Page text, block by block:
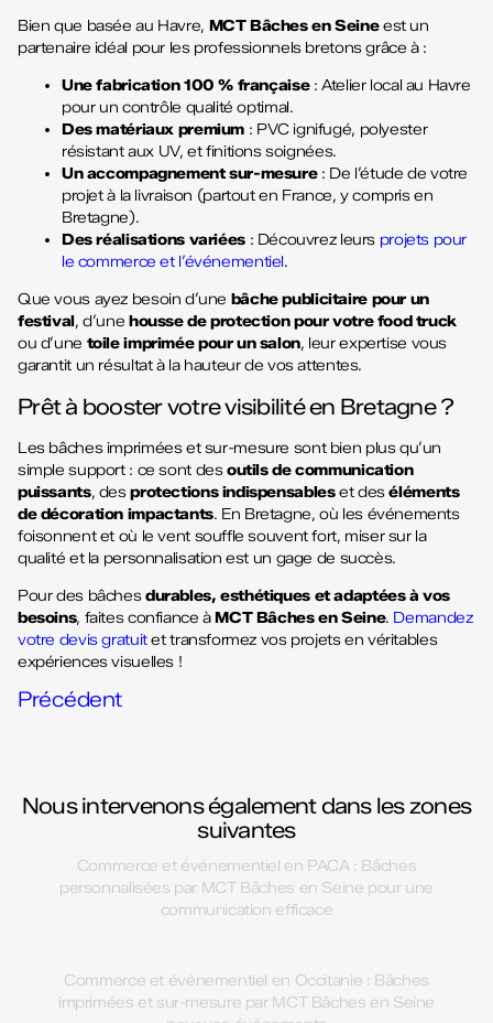
Bien que basée au Havre, MCT Bâches en Seineest un
partenaire idéal pour les professionnels bretons grâce à :
Une fabrication 100 % française: Atelier local au Havre
pour un contrôle qualité optimal.
Des matériaux premium : PVC ignifugé, polyester
résistant aux UV, et finitions soignées.
Un accompagnement sur-mesure: De l’étude de votre
projet à la livraison (partout en France, y compris en
Bretagne).
Des réalisations variées: Découvrez leurs projets pour
le commerce et l’événementiel.
Que vous ayez besoin d’une bâche publicitaire pour un
festival, d’une housse de protection pour votre food truck
ou d’une toile imprimée pour un salon, leur expertise vous
garantit un résultat à la hauteur de vos attentes.
Prêt à booster votre visibilité en Bretagne ?
Les bâches imprimées et sur-mesure sont bien plus qu’un
simple support : ce sont desoutils de communication
puissants, desprotections indispensableset deséléments
de décoration impactants. En Bretagne, où les événements
foisonnent et où le vent souffle souvent fort, miser sur la
qualité et la personnalisation est un gage de succès.
Pour des bâchesdurables, esthétiques et adaptées à vos
besoins, faites confiance àMCT Bâches en Seine. Demandez
votre devis gratuitet transformez vos projets en véritables
expériences visuelles !
Précédent
Nous intervenons également dans les zones
suivantes
Commerce et événementiel en PACA : Bâches
personnalisées par MCT Bâches en Seine pour une
communication efficace
Commerce et événementiel en Occitanie : Bâches
imprimées et sur-mesure par MCT Bâches en Seine